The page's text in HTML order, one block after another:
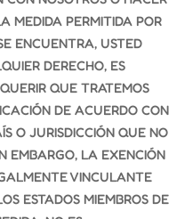
MEDIDA PERMITIDA POR
ENCUENTRA, USTED
DERECHO, ES
QUE TRATEMOS
DE ACUERDO CON
O JURISDICCIÓN QUE NO
EMBARGO, LA EXENCIÓN
VINCULANTE
ESTADOS MIEMBROS DE